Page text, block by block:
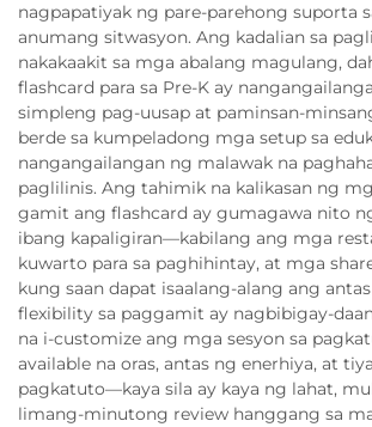
nagpapatiyak ng pare-parehong suporta
anumang sitwasyon. Ang kadalian sa
nakakaakit sa mga abalang magulang,
flashcard para sa Pre-K ay
simpleng pag-uusap at paminsan-
berde sa kumpeladong mga setup sa
nangangailangan ng malawak na
paglilinis. Ang tahimik na kalikasan ng
gamit ang flashcard ay gumagawa nito
ibang kapaligiran—kabilang ang mga
kuwarto para sa paghihintay, at mga
kung saan dapat isaalang-alang ang
flexibility sa paggamit ay nagbibigay-
na i-customize ang mga sesyon sa
available na oras, antas ng enerhiya, at
pagkatuto—kaya sila ay kaya ng lahat,
limang-minutong review hanggang sa